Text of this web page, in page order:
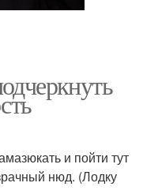
и пойти тут
нюд. (Лодку